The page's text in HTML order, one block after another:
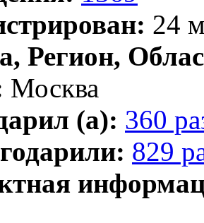
24
Регион,
Москва
(а): 360
829